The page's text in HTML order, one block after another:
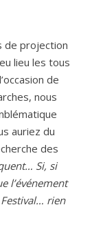
de projection
lieu les tous
de
nous
auriez du
des
Si, si
l’événement
rien